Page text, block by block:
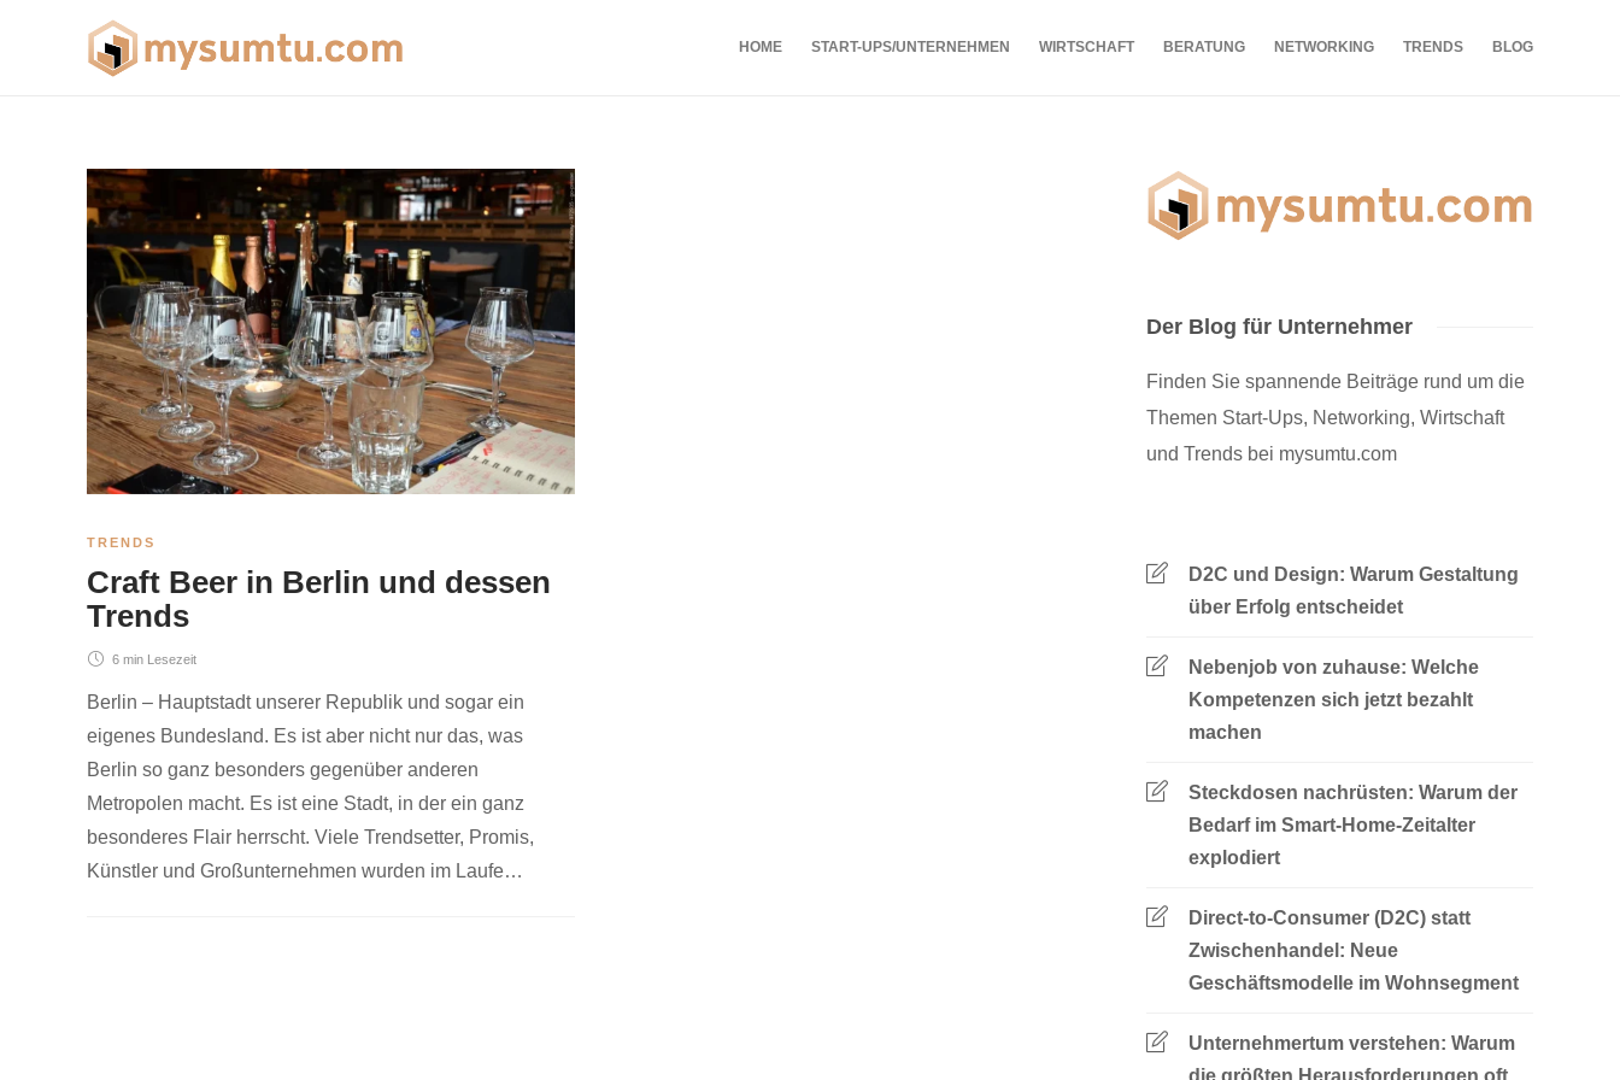
HOME START-UPS/UNTERNEHMEN WIRTSCHAFT BERATUNG NETWORKING TRENDS BLOG
TRENDS
Craft Beer in Berlin und dessen
Trends
6 min Lesezeit
Berlin – Hauptstadt unserer Republik und sogar ein
eigenes Bundesland. Es ist aber nicht nur das, was
Berlin so ganz besonders gegenüber anderen
Metropolen macht. Es ist eine Stadt, in der ein ganz
besonderes Flair herrscht. Viele Trendsetter, Promis,
Künstler und Großunternehmen wurden im Laufe…
Der Blog für Unternehmer
Finden Sie spannende Beiträge rund um die
Themen Start-Ups, Networking, Wirtschaft
und Trends bei mysumtu.com
D2C und Design: Warum Gestaltung
über Erfolg entscheidet
Nebenjob von zuhause: Welche
Kompetenzen sich jetzt bezahlt
machen
Steckdosen nachrüsten: Warum der
Bedarf im Smart-Home-Zeitalter
explodiert
Direct-to-Consumer (D2C) statt
Zwischenhandel: Neue
Geschäftsmodelle im Wohnsegment
Unternehmertum verstehen: Warum
die größten Herausforderungen oft